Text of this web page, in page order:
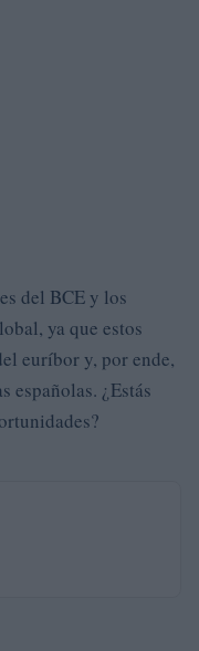
del BCE y los
ya que estos
euríbor y, por ende,
españolas. ¿Estás